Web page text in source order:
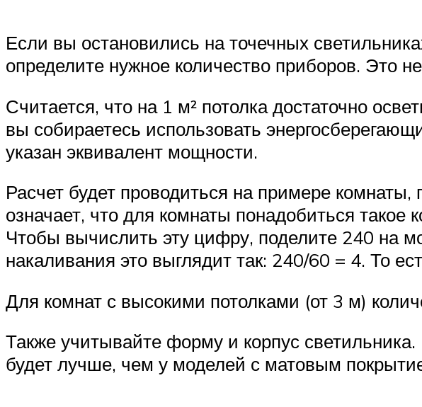
Если вы остановились на точечных
определите нужное количество приборов. Это
Считается, что на 1 м² потолка достаточно
вы собираетесь использовать
указан эквивалент мощности.
Расчет будет проводиться на примере
означает, что для комнаты понадобиться
Чтобы вычислить эту цифру, поделите 240 на
накаливания это выглядит так: 240/60 = 4. То
Для комнат с высокими потолками (от 3 м)
Также учитывайте форму и корпус
будет лучше, чем у моделей с матовым